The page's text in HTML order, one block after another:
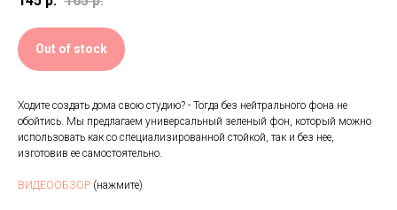
Out of stock
Ходите создать дома свою студию? - Тогда без нейтрального фона не
обойтись. Мы предлагаем универсальный зеленый фон, который можно
использовать как со специализированной стойкой, так и без нее,
изготовив ее самостоятельно.
ВИДЕООБЗОР (нажмите)